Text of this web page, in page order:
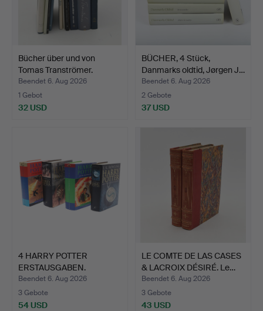
Bücher über und von
Tomas Tranströmer.
Beendet 6. Aug 2026
1 Gebot
32 USD
BÜCHER, 4 Stück,
Danmarks oldtid, Jørgen J…
Beendet 6. Aug 2026
2 Gebote
37 USD
4 HARRY POTTER
ERSTAUSGABEN.
Beendet 6. Aug 2026
3 Gebote
54 USD
LE COMTE DE LAS CASES
& LACROIX DÉSIRÉ. Le…
Beendet 6. Aug 2026
3 Gebote
43 USD